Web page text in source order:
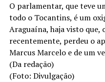
O parlamentar, que teve
todo o Tocantins, é um
Araguaína, haja visto que,
recentemente, perdeu o
Marcus Marcelo e de um
(Da redação)
(Foto: Divulgação)